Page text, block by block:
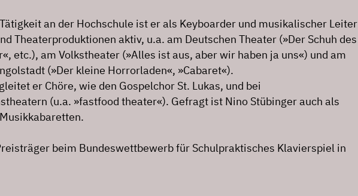
an der Hochschule ist er als Keyboarder und musikalischer Leiter
Theaterproduktionen aktiv, u.a. am Deutschen Theater (»Der Schuh des
etc.), am Volkstheater (»Alles ist aus, aber wir haben ja uns«) und am
(»Der kleine Horrorladen«, »Cabaret«).
er Chöre, wie den Gospelchor St. Lukas, und bei
(u.a. »fastfood theater«). Gefragt ist Nino Stübinger auch als
beim Bundeswettbewerb für Schulpraktisches Klavierspiel in